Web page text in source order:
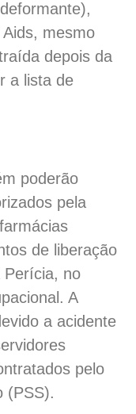
mesmo
depois da
a lista de
poderão
pela
de liberação
Perícia, no
A
a acidente
pelo
(PSS).